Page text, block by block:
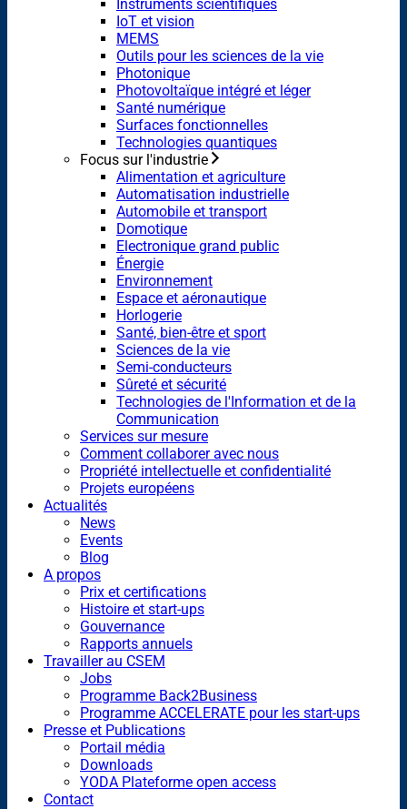
Instruments scientifiques
IoT et vision
MEMS
Outils pour les sciences de la vie
Photonique
Photovoltaïque intégré et léger
Santé numérique
Surfaces fonctionnelles
Technologies quantiques
Focus sur l'industrie
Alimentation et agriculture
Automatisation industrielle
Automobile et transport
Domotique
Electronique grand public
Énergie
Environnement
Espace et aéronautique
Horlogerie
Santé, bien-être et sport
Sciences de la vie
Semi-conducteurs
Sûreté et sécurité
Technologies de l'Information et de la
Communication
Services sur mesure
Comment collaborer avec nous
Propriété intellectuelle et confidentialité
Projets européens
Actualités
News
Events
Blog
A propos
Prix et certifications
Histoire et start-ups
Gouvernance
Rapports annuels
Travailler au CSEM
Jobs
Programme Back2Business
Programme ACCELERATE pour les start-ups
Presse et Publications
Portail média
Downloads
YODA Plateforme open access
Contact